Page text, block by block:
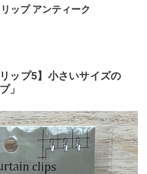
ップ アンティーク
ップ5】小さいサイズの
」